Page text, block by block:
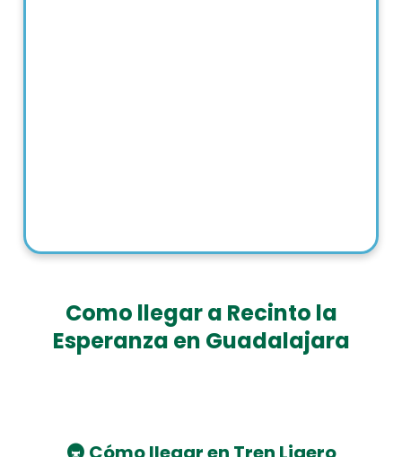
Como llegar a Recinto la
Esperanza en Guadalajara